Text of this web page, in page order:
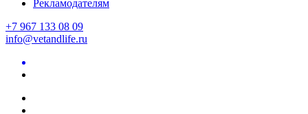
Рекламодателям
+7 967 133 08 09
info@vetandlife.ru